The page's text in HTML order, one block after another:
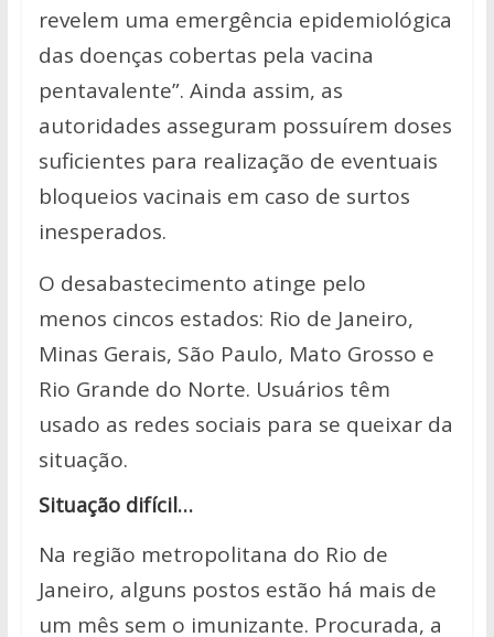
revelem uma emergência epidemiológica
das doenças cobertas pela vacina
pentavalente”. Ainda assim, as
autoridades asseguram possuírem doses
suficientes para realização de eventuais
bloqueios vacinais em caso de surtos
inesperados.
O desabastecimento atinge pelo
menos cincos estados: Rio de Janeiro,
Minas Gerais, São Paulo, Mato Grosso e
Rio Grande do Norte. Usuários têm
usado as redes sociais para se queixar da
situação.
Situação difícil…
Na região metropolitana do Rio de
Janeiro, alguns postos estão há mais de
um mês sem o imunizante. Procurada, a